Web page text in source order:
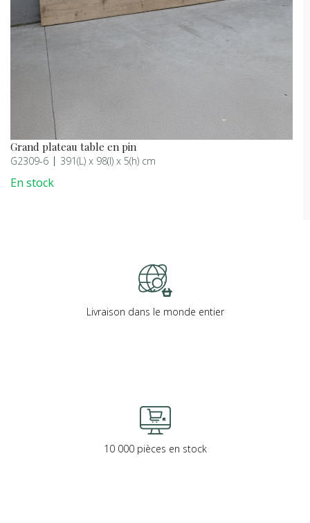
Grand plateau table en pin
G2309-6 391(L) x 98(l) x 5(h) cm
En stock
Livraison dans le monde entier
10 000 pièces en stock